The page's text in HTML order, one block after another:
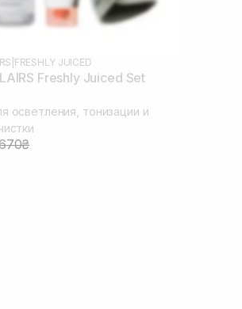
FRESHLY JUICED
Freshly Juiced Set
осветления, тонизации и